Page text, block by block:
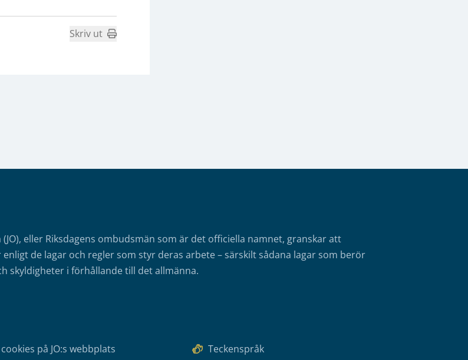
Skriv ut
eller Riksdagens ombudsmän som är det officiella namnet, granskar att
de lagar och regler som styr deras arbete – särskilt sådana lagar som berör
skyldigheter i förhållande till det allmänna.
på JO:s webbplats Teckenspråk